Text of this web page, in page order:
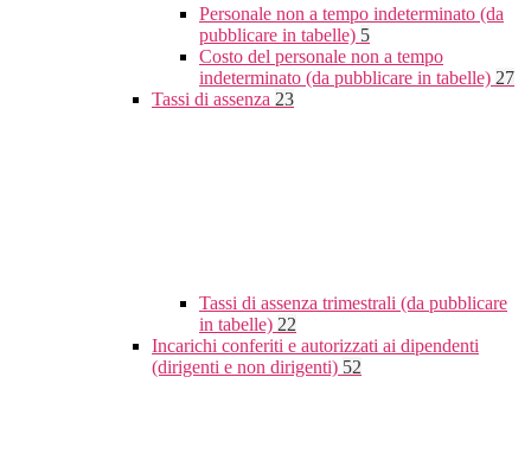
Personale non a tempo indeterminato (da
pubblicare in tabelle) 5
Costo del personale non a tempo
indeterminato (da pubblicare in tabelle) 27
Tassi di assenza 23
Tassi di assenza trimestrali (da pubblicare
in tabelle) 22
Incarichi conferiti e autorizzati ai dipendenti
(dirigenti e non dirigenti) 52